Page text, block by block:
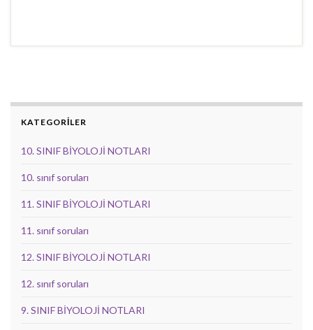
KATEGORİLER
10. SINIF BİYOLOJİ NOTLARI
10. sınıf soruları
11. SINIF BİYOLOJİ NOTLARI
11. sınıf soruları
12. SINIF BİYOLOJİ NOTLARI
12. sınıf soruları
9. SINIF BİYOLOJİ NOTLARI